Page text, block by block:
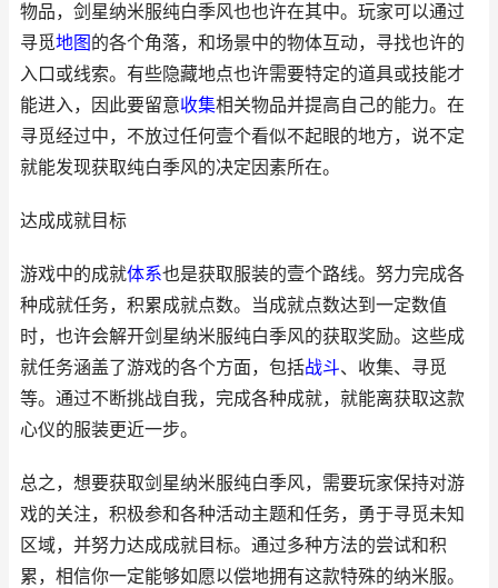
物品，剑星纳米服纯白季风也也许在其中。玩家可以通过
寻觅地图的各个角落，和场景中的物体互动，寻找也许的
入口或线索。有些隐藏地点也许需要特定的道具或技能才
能进入，因此要留意收集相关物品并提高自己的能力。在
寻觅经过中，不放过任何壹个看似不起眼的地方，说不定
就能发现获取纯白季风的决定因素所在。
达成成就目标
游戏中的成就体系也是获取服装的壹个路线。努力完成各
种成就任务，积累成就点数。当成就点数达到一定数值
时，也许会解开剑星纳米服纯白季风的获取奖励。这些成
就任务涵盖了游戏的各个方面，包括战斗、收集、寻觅
等。通过不断挑战自我，完成各种成就，就能离获取这款
心仪的服装更近一步。
总之，想要获取剑星纳米服纯白季风，需要玩家保持对游
戏的关注，积极参和各种活动主题和任务，勇于寻觅未知
区域，并努力达成成就目标。通过多种方法的尝试和积
累，相信你一定能够如愿以偿地拥有这款特殊的纳米服。